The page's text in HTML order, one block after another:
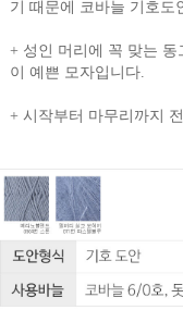
기 때문에 코바늘 기호도
+ 성인 머리에 꼭 맞는
이 예쁜 모자입니다.
+ 시작부터 마무리까지